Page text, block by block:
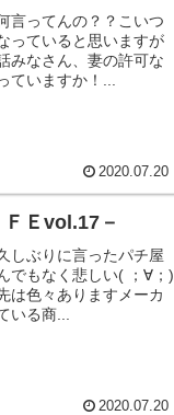
言ってんの？？こいつ
っていると思いますが
みなさん、妻の許可な
ていますか！...
2020.07.20
Ｅvol.17－
しぶりに言ったパチ屋
でもなく悲しい( ；∀；)
は色々ありますメーカ
いる商...
2020.07.20